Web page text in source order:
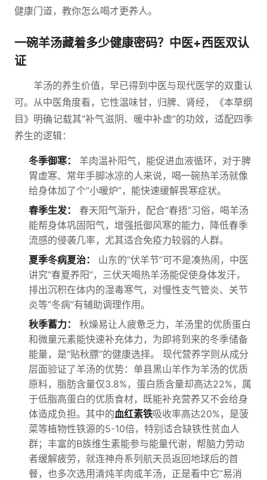
健康门道，教你怎么喝才更养人。
一碗羊汤藏着多少健康密码？中医+西医双认
证
羊汤的养生价值，早已得到中医与现代医学的双重认
可。从中医角度看，它性温味甘，归脾、肾经，《本草纲
目》明确记载其“补气滋阴、暖中补虚”的功效，适配四季
养生的逻辑：
冬季御寒：
羊肉温补阳气，能促进血液循环，对于脾
胃虚寒、常年手脚冰凉的人来说，喝一碗热羊汤就像
给身体加了个“小暖炉”，能快速缓解畏寒症状。
春季生发：
春天阳气渐升，配合“春捂”习俗，喝羊汤
能帮身体巩固阳气，增强抵御风寒的能力，降低春季
流感的侵袭几率，尤其适合免疫力较弱的人群。
夏季冬病夏治：
山东的“伏羊节”可不是凑热闹，中医
讲究“春夏养阳”，三伏天喝热羊汤能促使身体发汗，
排出沉积在体内的湿毒寒气，对慢性支气管炎、关节
炎等“冬病”有辅助调理作用。
秋季蓄力：
秋燥易让人疲惫乏力，羊汤里的优质蛋白
和微量元素能快速补充体力，为即将到来的冬季储备
能量，是“贴秋膘”的健康选择。 现代营养学则从成分
层面验证了羊汤的优势：单县黑山羊作为羊汤的优质
原料，脂肪含量仅3.8%，蛋白质含量却高达22%，属
于低脂高蛋白的优质食材，既能补充营养又不会给身
体造成负担。其中的血红素铁吸收率高达20%，是菠
菜等植物性铁源的5-10倍，特别适合缺铁性贫血人
群；丰富的B族维生素能参与能量代谢，帮脑力劳动
者缓解疲劳，就连神舟系列航天员返回地球后的首
餐，也多次选用清炖羊肉或羊汤，正是看中它“易消